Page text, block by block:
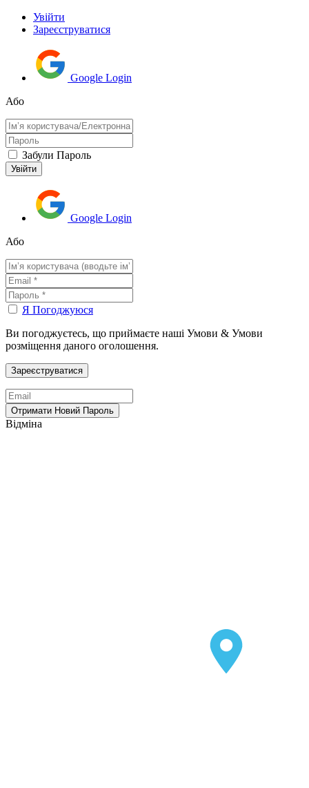
Увійти
Зареєструватися
Google Login
Або
Забули Пароль
Google Login
Або
Я Погоджуюся
Ви погоджуєтесь, що приймаєте наші Умови & Умови
розміщення даного оголошення.
Відміна